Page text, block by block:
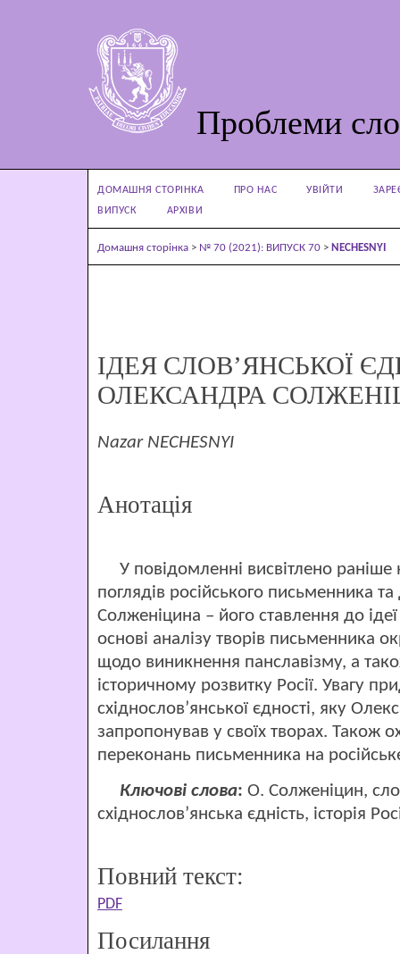
Проблеми
ДОМАШНЯ СТОРІНКА ПРО НАС УВІЙТИ
ВИПУСК
АРХІВИ
Домашня сторінка > № 70 (2021): ВИПУСК 70 > NECHESNYI
ІДЕЯ СЛОВ’ЯНСЬКОЇ
ОЛЕКСАНДРА
Nazar NECHESNYI
Анотація
У повідомленні висвітлено раніше
поглядів російського письменника
Солженіцина – його ставлення до ідеї
основі аналізу творів письменника
щодо виникнення панславізму, а також
історичному розвитку Росії. Увагу
східнослов’янської єдності, яку
запропонував у своїх творах. Також
переконань письменника на
Ключові слова: О. Солженіцин,
східнослов’янська єдність, історія
Повний текст:
PDF
Посилання